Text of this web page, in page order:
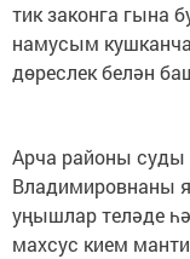
тик законга гына
намусым
дөреслек белән
Арча районы суды
Владимировнаны
уңышлар теләде
махсус кием